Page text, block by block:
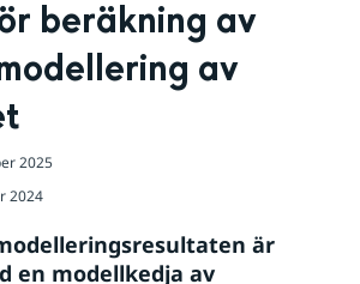
beräkning av
av
2025
2024
är
en modellkedja av